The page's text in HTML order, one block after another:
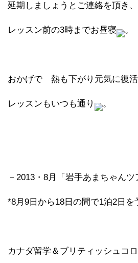
延期しましょうとご連絡を頂き
レッスン前の3時までお昼寝 。
おかげで 熱も下がり元気に復活
レッスンもいつも通り 。
－2013・8月「岩手あまちゃんツ
*8月9日から18日の間で1泊2日
カナダ留学＆ブリティッシュコ